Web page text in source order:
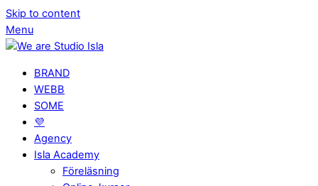
Skip to content
Menu
BRAND
WEBB
SOME
💜
Agency
Isla Academy
Föreläsning